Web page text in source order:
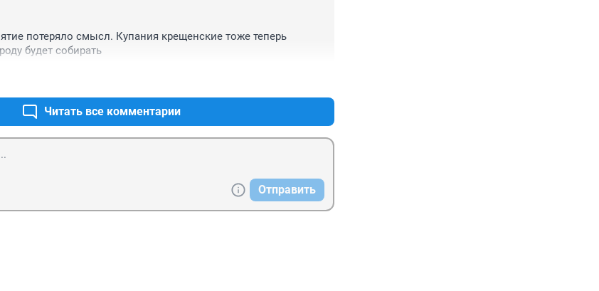
потеряло смысл. Купания крещенские тоже теперь
будет собирать
Читать все комментарии
Отправить